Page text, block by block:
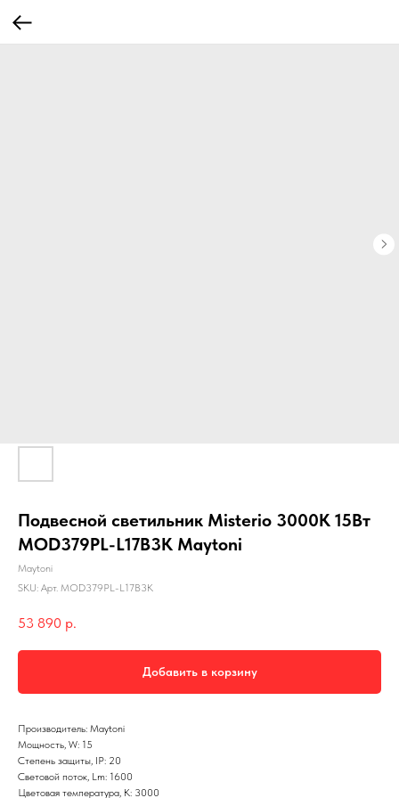
Подвесной светильник Misterio 3000К 15Вт
MOD379PL-L17B3K Maytoni
Maytoni
SKU: Арт. MOD379PL-L17B3K
53 890 р.
Добавить в корзину
Производитель: Maytoni
Мощность, W: 15
Степень защиты, IP: 20
Световой поток, Lm: 1600
Цветовая температура, K: 3000